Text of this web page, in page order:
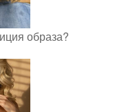
образа?